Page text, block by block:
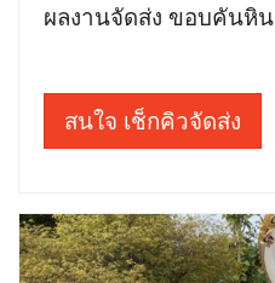
ผลงานจัดส่ง ขอบคันหิน
สนใจ เช็กคิวจัดส่ง